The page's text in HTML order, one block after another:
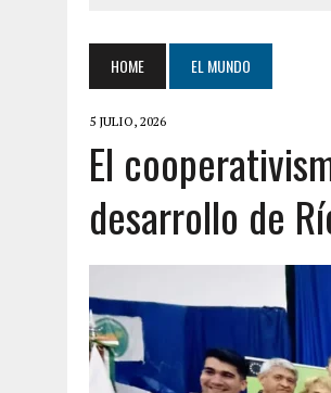
7 AGOSTO, 2026 | JOGOS VICIANTES E
7 AGOSTO, 2026
7 AGOSTO, 2026 | ÉLÉGANTE
HOME EL MUNDO
5 JULIO, 2026
El
desarrollo de